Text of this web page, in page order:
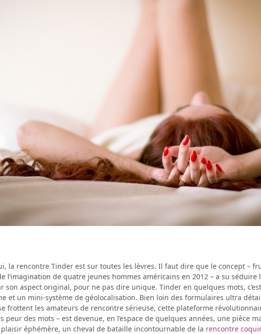
la rencontre Tinder est sur toutes les lèvres. Il faut dire que le concept –
l’imagination de quatre jeunes hommes américains en 2012 – a su séduire
son aspect original, pour ne pas dire unique. Tinder en quelques mots,
et un mini-système de géolocalisation. Bien loin des formulaires ultra
frottent les amateurs de rencontre sérieuse, cette plateforme
peur des mots – est devenue, en l’espace de quelques années, une pièce
plaisir éphémère, un cheval de bataille incontournable de la rencontre